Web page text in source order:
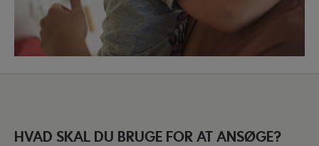
HVAD SKAL DU BRUGE FOR AT ANSØGE?